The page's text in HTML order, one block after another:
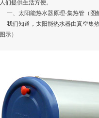
人们提供生活方便。
一、太阳能热水器原理-集热管（图
我们知道，太阳能热水器由真空集
图示）